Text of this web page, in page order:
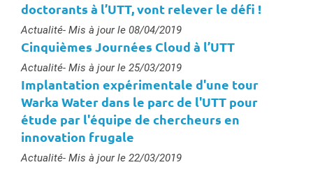
doctorants à l’UTT, vont relever le défi !
Type :
Actualité- Mis à jour le 08/04/2019
Cinquièmes Journées Cloud à l’UTT
Type :
Actualité- Mis à jour le 25/03/2019
Implantation expérimentale d'une tour
Warka Water dans le parc de l'UTT pour
étude par l'équipe de chercheurs en
innovation frugale
Type :
Actualité- Mis à jour le 22/03/2019